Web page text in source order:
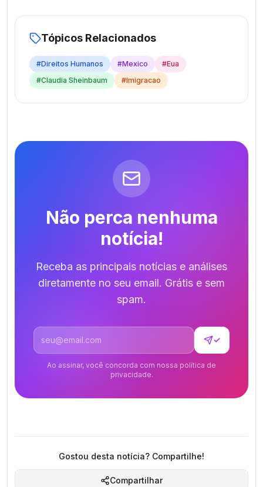
Tópicos Relacionados
#Direitos Humanos #Mexico #Eua
#Claudia Sheinbaum #Imigracao
Não perca nenhuma
notícia!
Receba as principais notícias e análises
diretamente no seu email. Grátis e sem
spam.
Endereço de email
✓
Ao assinar, você concorda com nossa política de
privacidade.
Gostou desta notícia? Compartilhe!
Compartilhar